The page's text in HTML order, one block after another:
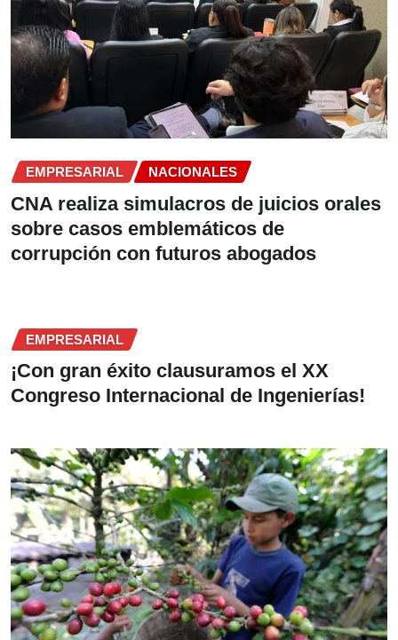
EMPRESARIAL NACIONALES
CNA realiza simulacros de juicios orales
sobre casos emblemáticos de
corrupción con futuros abogados
EMPRESARIAL
¡Con gran éxito clausuramos el XX
Congreso Internacional de Ingenierías!